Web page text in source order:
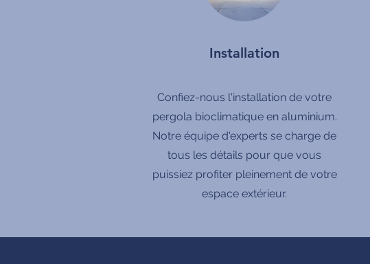
Installation
Confiez-nous l'installation de votre
pergola bioclimatique en aluminium.
Notre équipe d'experts se charge de
tous les détails pour que vous
puissiez profiter pleinement de votre
espace extérieur.